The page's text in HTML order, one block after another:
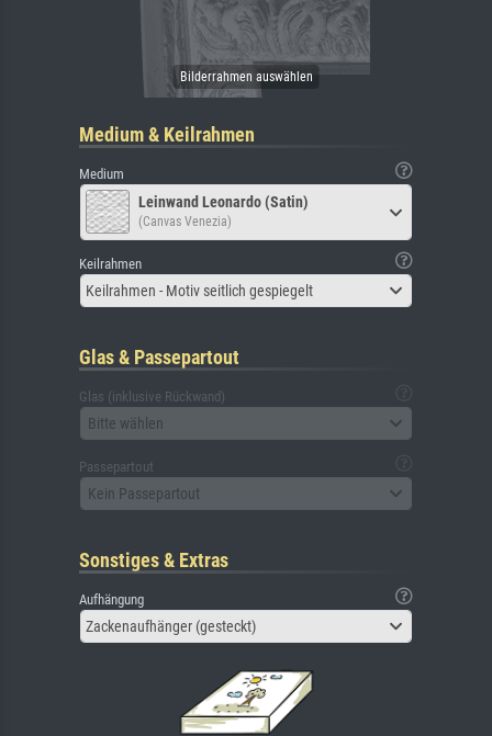
Medium & Keilrahmen
Medium
Leinwand Leonardo (Satin)
(Canvas Venezia)
Keilrahmen
Keilrahmen - Motiv seitlich gespiegelt
Glas & Passepartout
Glas (inklusive Rückwand)
Bitte wählen
Passepartout
Kein Passepartout
Sonstiges & Extras
Aufhängung
Zackenaufhänger (gesteckt)